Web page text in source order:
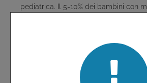
pediatrica. Il 5-10% dei bambini con
medico per un problema di otalgia
continua a leggere...